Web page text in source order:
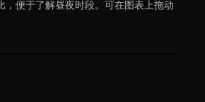
，便于了解昼夜时段。可在图表上拖动